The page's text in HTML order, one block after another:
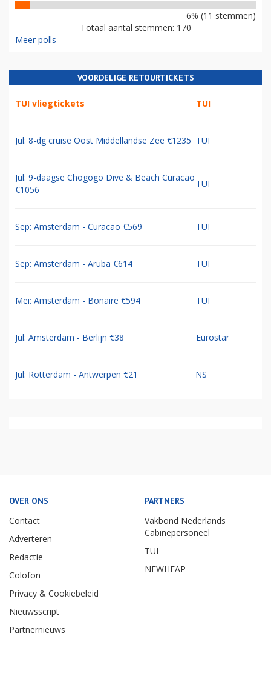
6% (11 stemmen)
Totaal aantal stemmen: 170
Meer polls
VOORDELIGE RETOURTICKETS
TUI vliegtickets TUI
Jul: 8-dg cruise Oost Middellandse Zee €1235 TUI
Jul: 9-daagse Chogogo Dive & Beach Curacao
€1056
TUI
Sep: Amsterdam - Curacao €569 TUI
Sep: Amsterdam - Aruba €614 TUI
Mei: Amsterdam - Bonaire €594 TUI
Jul: Amsterdam - Berlijn €38 Eurostar
Jul: Rotterdam - Antwerpen €21 NS
OVER ONS
Contact
Adverteren
Redactie
Colofon
Privacy & Cookiebeleid
Nieuwsscript
Partnernieuws
PARTNERS
Vakbond Nederlands
Cabinepersoneel
TUI
NEWHEAP